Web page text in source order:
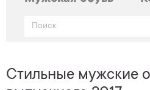
Стильные мужские